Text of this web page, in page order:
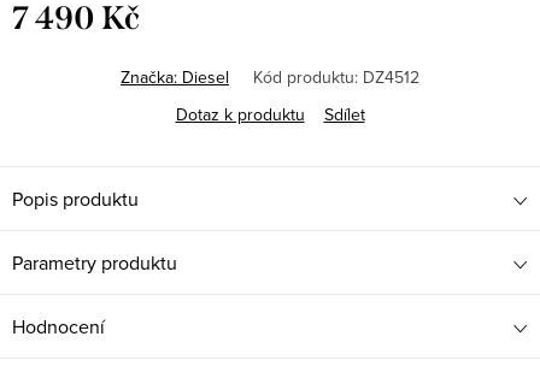
7 490 Kč
Značka: Diesel Kód produktu: DZ4512
Dotaz k produktu
Sdílet
Popis produktu
Parametry produktu
Hodnocení